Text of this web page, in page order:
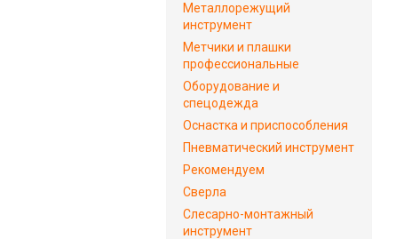
Металлорежущий
инструмент
Метчики и плашки
профессиональные
Оборудование и
спецодежда
Оснастка и приспособления
Пневматический инструмент
Рекомендуем
Сверла
Слесарно-монтажный
инструмент